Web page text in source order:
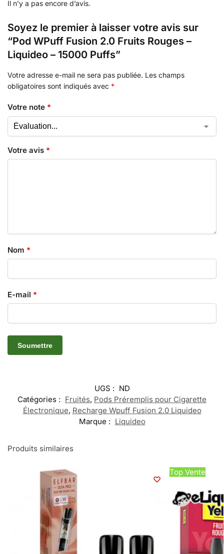
Il n’y a pas encore d’avis.
Soyez le premier à laisser votre avis sur
“Pod WPuff Fusion 2.0 Fruits Rouges –
Liquideo – 15000 Puffs”
Votre adresse e-mail ne sera pas publiée. Les champs
obligatoires sont indiqués avec *
Votre note *
Votre avis *
Nom *
E-mail *
UGS : ND
Catégories : Fruités, Pods Préremplis pour Cigarette
Électronique, Recharge Wpuff Fusion 2.0 Liquideo
Marque : Liquideo
Produits similaires
Top Vente